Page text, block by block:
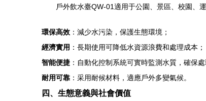
戶外飲水臺QW-01適用于公園、景區、校園、
環保高效 ：減少水污染，保護生態環境；
經濟實用 ：長期使用可降低水資源浪費和處理成本；
智能便捷 ：自動化控制系統可實時監測水質，確保處
耐用可靠 ：采用耐候材料，適應戶外多變氣候。
四、生態意義與社會價值